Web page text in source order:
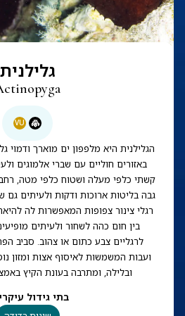
גלילנית
VU
הגלילנית היא מלפפון ים מוארך ודמוי
באזורים חוליים עם שברי אלמוגים
קשתי כלפי מעלה ושטוח כלפי מטה,
גבה בליטות ארוכות ודקות ולעיתים
רגלי צינור צפופות המאפשרות לה
בין חום כהה לשחור ולעיתים
לרגליים צבע כתום או צהוב. סביב
ועבות המשמשות לאיסוף אצות ומזון
ובלילה, ומתרבה בעונת הקיץ
בתי גידול